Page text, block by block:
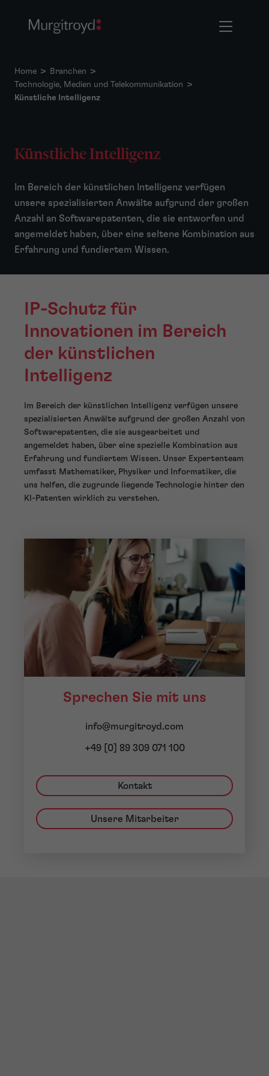
Home > Branchen >
Technologie, Medien und Telekommunikation >
Künstliche Intelligenz
Künstliche Intelligenz
Im Bereich der künstlichen Intelligenz verfügen
unsere spezialisierten Anwälte aufgrund der großen
Anzahl an Softwarepatenten, die sie entworfen und
angemeldet haben, über eine seltene Kombination aus
Erfahrung und fundiertem Wissen.
IP-Schutz für
Innovationen im Bereich
der künstlichen
Intelligenz
Im Bereich der künstlichen Intelligenz verfügen unsere
spezialisierten Anwälte aufgrund der großen Anzahl von
Softwarepatenten, die sie ausgearbeitet und
angemeldet haben, über eine spezielle Kombination aus
Erfahrung und fundiertem Wissen. Unser Expertenteam
umfasst Mathematiker, Physiker und Informatiker, die
uns helfen, die zugrunde liegende Technologie hinter den
KI-Patenten wirklich zu verstehen.
Sprechen Sie mit uns
info@murgitroyd.com
+49 [0] 89 309 071 100
Kontakt
Unsere Mitarbeiter